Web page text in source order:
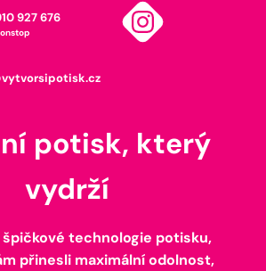
927 676
potisk, který
vydrží
technologie potisku,
přinesli maximální odolnost,